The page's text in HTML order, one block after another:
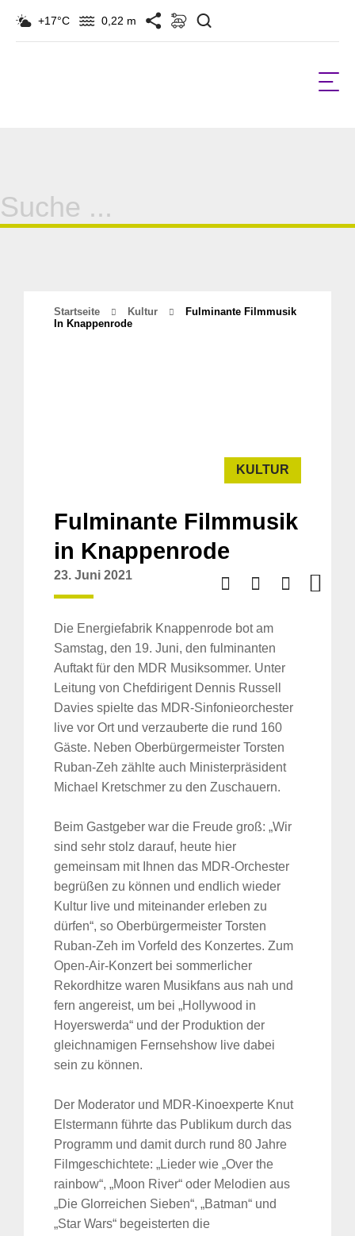
+17°C 0,22 m
Suche
für:
Startseite Kultur
Fulminante Filmmusik
In Knappenrode
KULTUR
Fulminante Filmmusik
in Knappenrode
23. Juni 2021
Die Energiefabrik Knappenrode bot am
Samstag, den 19. Juni, den fulminanten
Auftakt für den MDR Musiksommer. Unter
Leitung von Chefdirigent Dennis Russell
Davies spielte das MDR-Sinfonieorchester
live vor Ort und verzauberte die rund 160
Gäste. Neben Oberbürgermeister Torsten
Ruban-Zeh zählte auch Ministerpräsident
Michael Kretschmer zu den Zuschauern.
Beim Gastgeber war die Freude groß: „Wir
sind sehr stolz darauf, heute hier
gemeinsam mit Ihnen das MDR-Orchester
begrüßen zu können und endlich wieder
Kultur live und miteinander erleben zu
dürfen“, so Oberbürgermeister Torsten
Ruban-Zeh im Vorfeld des Konzertes. Zum
Open-Air-Konzert bei sommerlicher
Rekordhitze waren Musikfans aus nah und
fern angereist, um bei „Hollywood in
Hoyerswerda“ und der Produktion der
gleichnamigen Fernsehshow live dabei
sein zu können.
Der Moderator und MDR-Kinoexperte Knut
Elstermann führte das Publikum durch das
Programm und damit durch rund 80 Jahre
Filmgeschichtete: „Lieder wie „Over the
rainbow“, „Moon River“ oder Melodien aus
„Die Glorreichen Sieben“, „Batman“ und
„Star Wars“ begeisterten die